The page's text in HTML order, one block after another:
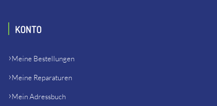
KONTO
Meine Bestellungen
Meine Reparaturen
Mein Adressbuch